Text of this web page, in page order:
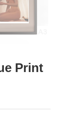
Print